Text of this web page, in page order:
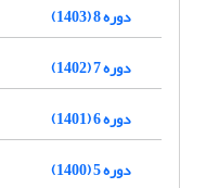
دوره 8 (1403)
دوره 7 (1402)
دوره 6 (1401)
دوره 5 (1400)